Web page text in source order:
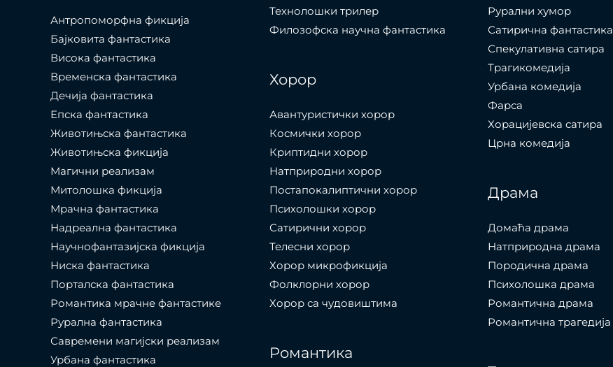
Антропоморфна фикција
Бајковита фантастика
Висока фантастика
Временска фантастика
Дечија фантастика
Епска фантастика
Животињска фантастика
Животињска фикција
Магични реализам
Митолошка фикција
Мрачна фантастика
Надреална фантастика
Научнофантазијска фикција
Ниска фантастика
Порталска фантастика​
Романтика мрачне фантастике
Рурална фантастика
Савремени магијски реализам
Урбана фантастика
Технолошки трилер
Филозофска научна фантастика
Хорор
Авантуристички хорор
Космички хорор
Криптидни хорор
Натприродни хорор
Постапокалиптични хорор
Психолошки хорор
Сатирични хорор
Телесни хорор
Хорор микрофикција
Фолклорни хорор
Хорор са чудовиштима
Романтика
Рурални хумор
Сатирична фантастика
Спекулативна сатира
Трагикомедија
Урбана комедија
Фарса
Хорацијевска сатира
Црна комедија
Драма
Домаћа драма
Натприродна драма
Породична драма
Психолошка драма
Романтична драма
Романтична трагедија